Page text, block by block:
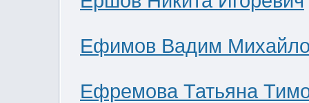
Ефимов Вадим
Ефремова Татьяна